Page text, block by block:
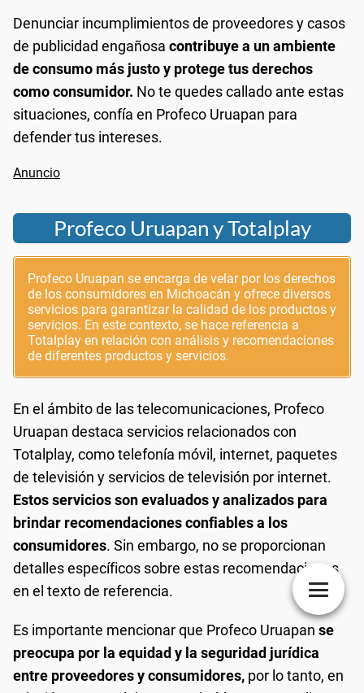
Denunciar incumplimientos de proveedores y casos
de publicidad engañosa contribuye a un ambiente
de consumo más justo y protege tus derechos
como consumidor. No te quedes callado ante estas
situaciones, confía en Profeco Uruapan para
defender tus intereses.
Profeco Uruapan y Totalplay
Profeco Uruapan se encarga de velar por los derechos
de los consumidores en Michoacán y ofrece diversos
servicios para garantizar la calidad de los productos y
servicios. En este contexto, se hace referencia a
Totalplay en relación con análisis y recomendaciones
de diferentes productos y servicios.
En el ámbito de las telecomunicaciones, Profeco
Uruapan destaca servicios relacionados con
Totalplay, como telefonía móvil, internet, paquetes
de televisión y servicios de televisión por internet.
Estos servicios son evaluados y analizados para
brindar recomendaciones confiables a los
consumidores. Sin embargo, no se proporcionan
detalles específicos sobre estas recomendaciones
en el texto de referencia.
Es importante mencionar que Profeco Uruapan se
preocupa por la equidad y la seguridad jurídica
entre proveedores y consumidores, por lo tanto, en